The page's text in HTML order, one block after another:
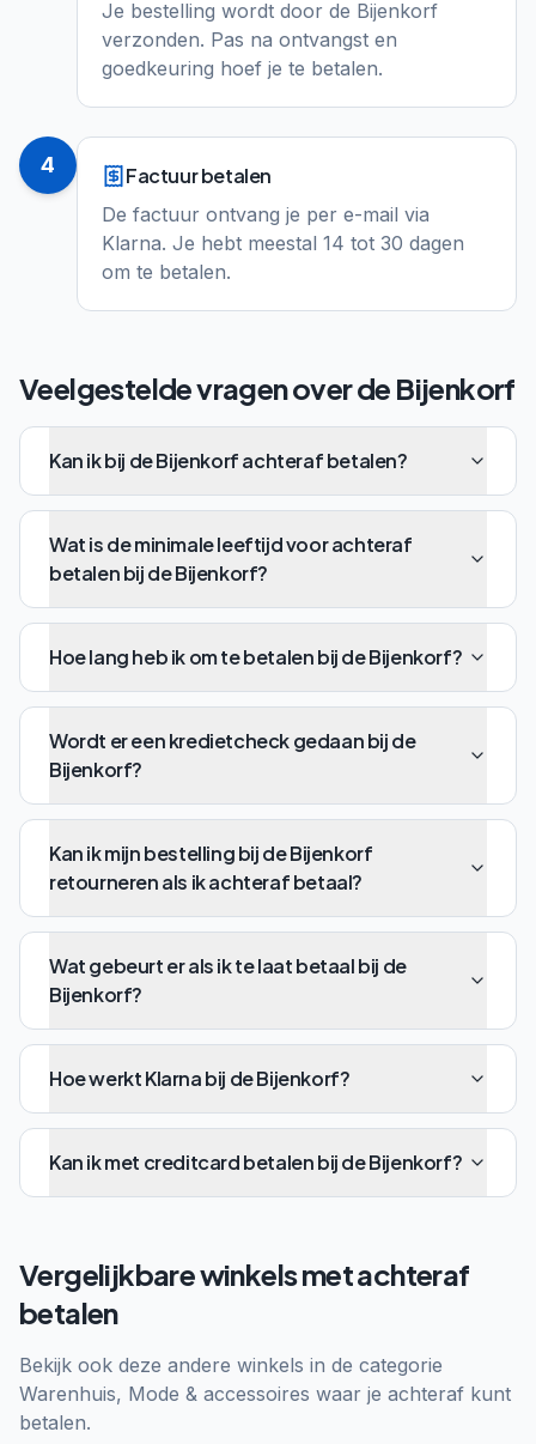
Je bestelling wordt door de Bijenkorf
verzonden. Pas na ontvangst en
goedkeuring hoef je te betalen.
4 Factuur betalen
De factuur ontvang je per e-mail via
Klarna. Je hebt meestal 14 tot 30 dagen
om te betalen.
Veelgestelde vragen overde Bijenkorf
Kan ik bij de Bijenkorf achteraf betalen?
Wat is de minimale leeftijd voor achteraf
betalen bij de Bijenkorf?
Hoe lang heb ik om te betalen bij de Bijenkorf?
Wordt er een kredietcheck gedaan bij de
Bijenkorf?
Kan ik mijn bestelling bij de Bijenkorf
retourneren als ik achteraf betaal?
Wat gebeurt er als ik te laat betaal bij de
Bijenkorf?
Hoe werkt Klarna bij de Bijenkorf?
Kan ik met creditcard betalen bij de Bijenkorf?
Vergelijkbare winkels met achteraf
betalen
Bekijk ook deze andere winkels in de categorie
Warenhuis, Mode & accessoires waar je achteraf kunt
betalen.